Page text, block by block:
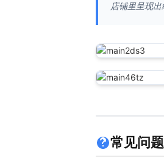
店铺里呈现
常见问